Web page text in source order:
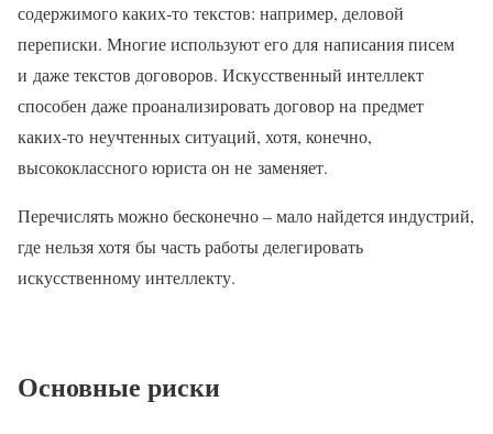
содержимого каких‑то текстов: например, деловой
переписки. Многие используют его для написания писем
и даже текстов договоров. Искусственный интеллект
способен даже проанализировать договор на предмет
каких‑то неучтенных ситуаций, хотя, конечно,
высококлассного юриста он не заменяет.
Перечислять можно бесконечно – мало найдется индустрий,
где нельзя хотя бы часть работы делегировать
искусственному интеллекту.
Основные риски